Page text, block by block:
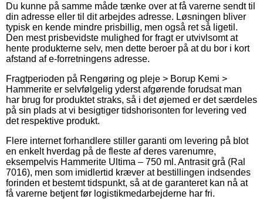
Du kunne på samme måde tænke over at få varerne sendt til
din adresse eller til dit arbejdes adresse. Løsningen bliver
typisk en kende mindre prisbillig, men også ret så ligetil.
Den mest prisbevidste mulighed for fragt er utvivlsomt at
hente produkterne selv, men dette beroer på at du bor i kort
afstand af e-forretningens adresse.
Fragtperioden på Rengøring og pleje > Borup Kemi >
Hammerite er selvfølgelig yderst afgørende forudsat man
har brug for produktet straks, så i det øjemed er det særdeles
på sin plads at vi besigtiger tidshorisonten for levering ved
det respektive produkt.
Flere internet forhandlere stiller garanti om levering på blot
en enkelt hverdag på de fleste af deres varenumre,
eksempelvis Hammerite Ultima – 750 ml. Antrasit grå (Ral
7016), men som imidlertid kræver at bestillingen indsendes
forinden et bestemt tidspunkt, så at de garanteret kan nå at
få varerne betjent før logistikmedarbejderne har fri.